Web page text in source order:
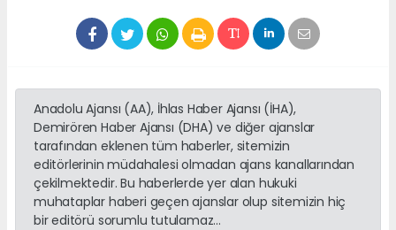
Anadolu Ajansı (AA), İhlas Haber Ajansı (İHA),
Demirören Haber Ajansı (DHA) ve diğer ajanslar
tarafından eklenen tüm haberler, sitemizin
editörlerinin müdahalesi olmadan ajans kanallarından
çekilmektedir. Bu haberlerde yer alan hukuki
muhataplar haberi geçen ajanslar olup sitemizin hiç
bir editörü sorumlu tutulamaz...